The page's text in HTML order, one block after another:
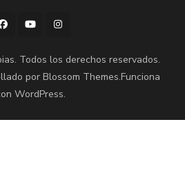
Todos los derechos reservados.
por Blossom Themes.Funciona
WordPress.